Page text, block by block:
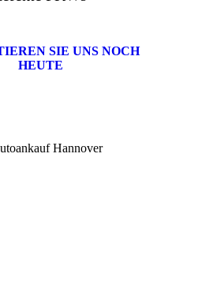
SIE UNS NOCH
HEUTE